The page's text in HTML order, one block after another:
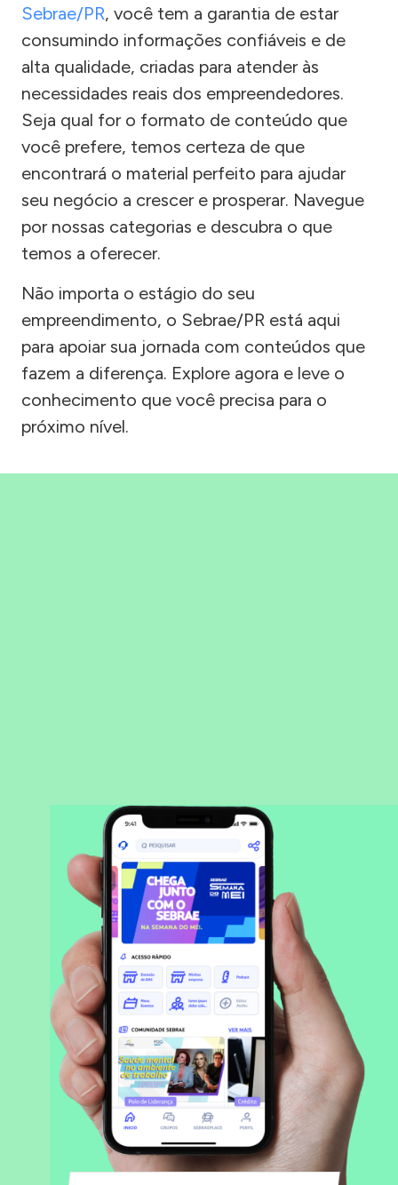
Sebrae/PR, você tem a garantia de estar
consumindo informações confiáveis e de
alta qualidade, criadas para atender às
necessidades reais dos empreendedores.
Seja qual for o formato de conteúdo que
você prefere, temos certeza de que
encontrará o material perfeito para ajudar
seu negócio a crescer e prosperar. Navegue
por nossas categorias e descubra o que
temos a oferecer.
Não importa o estágio do seu
empreendimento, o Sebrae/PR está aqui
para apoiar sua jornada com conteúdos que
fazem a diferença. Explore agora e leve o
conhecimento que você precisa para o
próximo nível.